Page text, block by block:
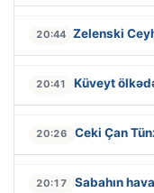
20:44 Zelenski
20:41 Küveyt
20:26 Ceki Çan
20:17 Sabahın